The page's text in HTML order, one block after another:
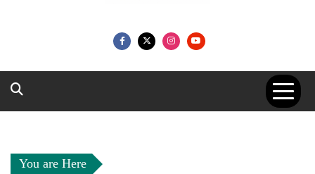
You are Here